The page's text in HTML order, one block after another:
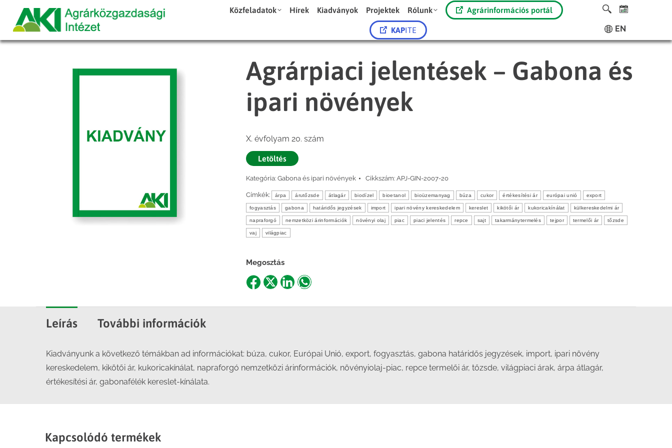
Közfeladatok Hírek Kiadványok Projektek Rólunk Agrárinformációs portál
KAPITE EN
Agrárpiaci jelentések – Gabona és
ipari növények
X. évfolyam 20. szám
Letöltés
Kategória: Gabona és ipari növények Cikkszám: APJ-GIN-2007-20
Címkék: árpa árutőzsde átlagár biodízel bioetanol bioüzemanyag búza cukor értékesítési ár európai unió export
fogyasztás gabona határidős jegyzések import ipari növény kereskedelem kereslet kikötői ár kukoricakínálat külkereskedelmi ár
napraforgó nemzetközi árinformációk növényi olaj piac piaci jelentés repce sajt takarmánytermelés tejpor termelői ár tőzsde
vaj világpiac
Megosztás
ShareShareShareShare
Leírás További információk
Kiadványunk a következő témákban ad információkat: búza, cukor, Európai Unió, export, fogyasztás, gabona határidős jegyzések, import, ipari növény
kereskedelem, kikötői ár, kukoricakínálat, napraforgó nemzetközi árinformációk, növényiolaj-piac, repce termelői ár, tőzsde, világpiaci árak, árpa átlagár,
értékesítési ár, gabonafélék kereslet-kínálata.
Kapcsolódó termékek